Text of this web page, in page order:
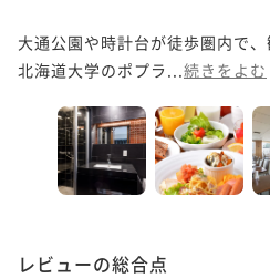
大通公園や時計台が徒歩圏内で、
北海道大学のポプラ... 続きをよむ
レビューの総合点